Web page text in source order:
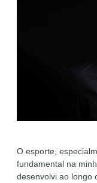
O esporte,
fundamental na
desenvolvi ao longo